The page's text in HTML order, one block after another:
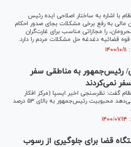
اشاره به ساختار اصلاحی ایده رئیس
مالی به رفع برخی مشکلات بجای صدور احکام
را مجازاتی مناسب برای غارت‌گران
قضائیه دغدغه حل مشکلات مردم را دارد.
رئیس‌جمهور به مناطقی سفر
نمی‌کردند
نظرسنجی اخیر ایسپا (مرکز افکار
سنجی دانشجویان ایران) نشان می‌دهد محبوبیت رئیس‌جمهور به بالای ۵۳ درصد
قضا برای جلوگیری از رسوب